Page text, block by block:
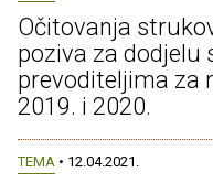
Očitovanja
poziva za
prevoditeljima za
2019. i 2020.
TEMA • 12.04.2021.